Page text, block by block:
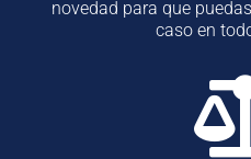
novedad para que
caso en